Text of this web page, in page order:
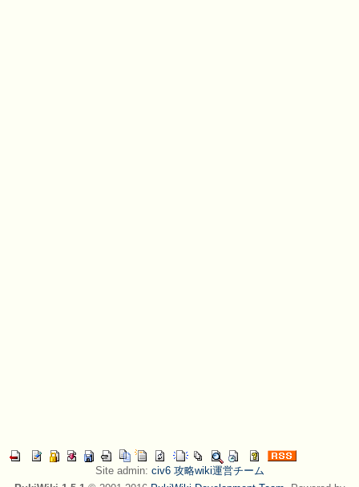
Site admin: civ6 攻略wiki運営チーム